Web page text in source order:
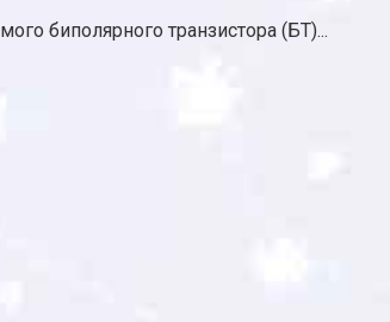
биполярного транзистора (БТ)...